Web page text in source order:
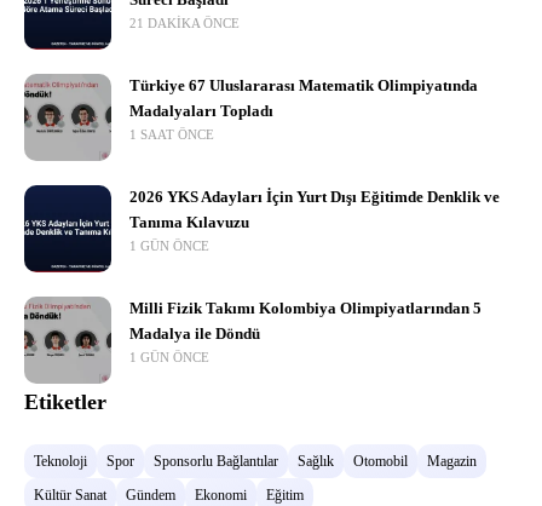
21 DAKIKA ÖNCE
Türkiye 67 Uluslararası Matematik Olimpiyatında
Madalyaları Topladı
1 SAAT ÖNCE
2026 YKS Adayları İçin Yurt Dışı Eğitimde Denklik ve
Tanıma Kılavuzu
1 GÜN ÖNCE
Milli Fizik Takımı Kolombiya Olimpiyatlarından 5
Madalya ile Döndü
1 GÜN ÖNCE
Etiketler
Teknoloji Spor Sponsorlu Bağlantılar Sağlık Otomobil
Magazin
Kültür Sanat
Gündem Ekonomi Eğitim